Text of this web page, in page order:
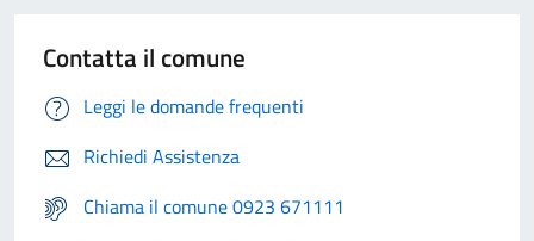
Contatta il comune
Leggi le domande frequenti
Richiedi Assistenza
Chiama il comune 0923 671111